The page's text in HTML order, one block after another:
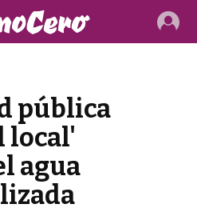
pública
local'
agua